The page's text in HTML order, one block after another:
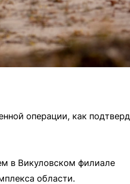
операции, как
в Викуловском филиале
области.